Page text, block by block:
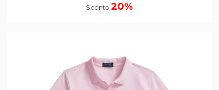
Sconto 20%